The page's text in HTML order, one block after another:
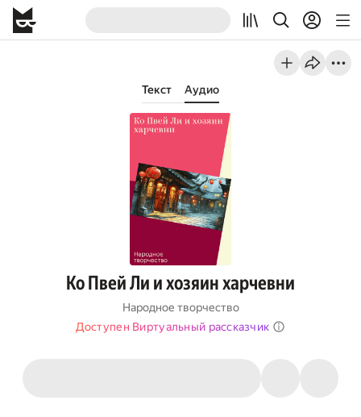
Текст Аудио
Ко Пвей Ли и хозяин харчевни
Народное творчество
Доступен Виртуальный рассказчик